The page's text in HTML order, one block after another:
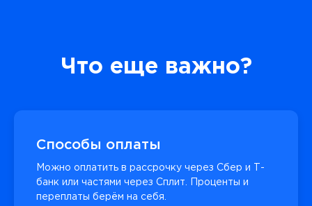
Что еще важно?
Способы оплаты
Можно оплатить в рассрочку через Сбер и Т-
банк или частями через Сплит. Проценты и
переплаты берём на себя.